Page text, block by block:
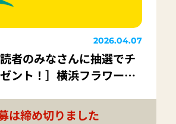
2026.04.07
読者のみなさんに抽選でチ
ント！］横浜フラワー＆
は締め切りました